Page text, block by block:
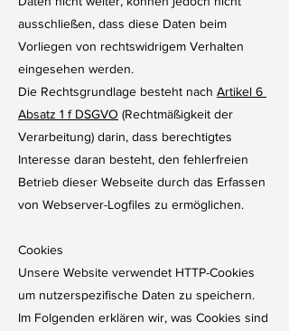
ausschließen, dass diese Daten beim
Vorliegen von rechtswidrigem Verhalten
eingesehen werden.
Die Rechtsgrundlage besteht nach Artikel 6
Absatz 1 f DSGVO (Rechtmäßigkeit der
Verarbeitung) darin, dass berechtigtes
Interesse daran besteht, den fehlerfreien
Betrieb dieser Webseite durch das Erfassen
von Webserver-Logfiles zu ermöglichen.
Cookies
Unsere Website verwendet HTTP-Cookies
um nutzerspezifische Daten zu speichern.
Im Folgenden erklären wir, was Cookies sind